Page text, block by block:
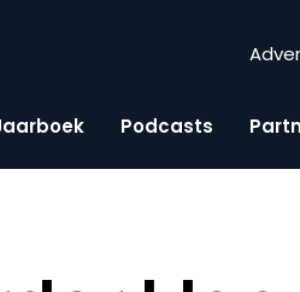
Podcasts